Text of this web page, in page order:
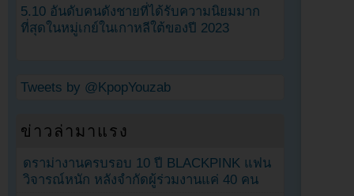
5.10 อันดับคนดังชายที่ได้รับความนิยมมาก
ที่สุดในหมู่เกย์ในเกาหลีใต้ของปี 2023
Tweets by @KpopYouzab
ข่าวล่ามาแรง
ดราม่างานครบรอบ 10 ปี BLACKPINK แฟน
วิจารณ์หนัก หลังจำกัดผู้ร่วมงานแค่ 40 คน